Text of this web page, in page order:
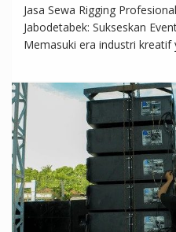
Jasa Sewa Rigging
Jabodetabek: Sukseskan
Memasuki era industri kreatif